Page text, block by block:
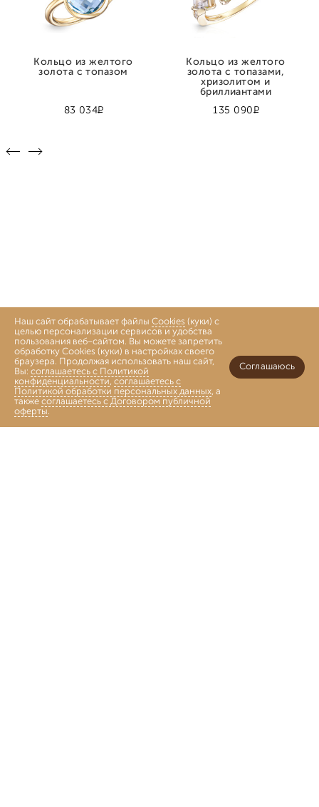
83 034Р
Кольцо из желтого
золота с топазом
135 090Р
Кольцо из желтого
золота с топазами,
хризолитом и
бриллиантами
Главная
Наш сайт обрабатывает файлы Cookies (куки) с
целью персонализации сервисов и удобства
пользования веб-сайтом. Вы можете запретить
обработку Cookies (куки) в настройках своего
браузера. Продолжая использовать наш сайт,
Вы: соглашаетесь с Политикой
конфиденциальности, соглашаетесь с
Политикой обработки персональных данных, а
также соглашаетесь с Договором публичной
оферты.
Соглашаюсь